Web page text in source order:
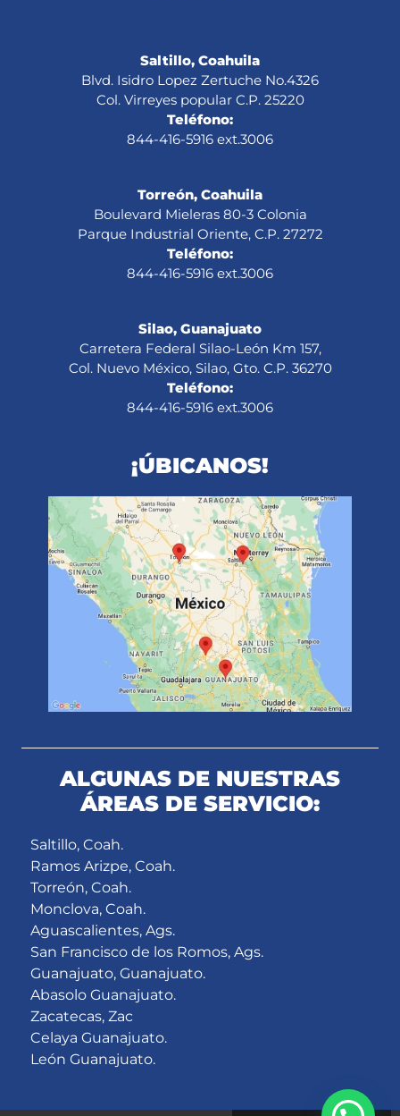
Saltillo, Coahuila
Blvd. Isidro Lopez Zertuche No.4326
Col. Virreyes popular C.P. 25220
Teléfono:
844-416-5916 ext.3006
Torreón, Coahuila
Boulevard Mieleras 80-3 Colonia
Parque Industrial Oriente, C.P. 27272
Teléfono:
844-416-5916 ext.3006
Silao, Guanajuato
Carretera Federal Silao-León Km 157,
Col. Nuevo México, Silao, Gto. C.P. 36270
Teléfono:
844-416-5916 ext.3006
¡ÚBICANOS!
ALGUNAS DE NUESTRAS
ÁREAS DE SERVICIO:
Saltillo, Coah.
Ramos Arizpe, Coah.
Torreón, Coah.
Monclova, Coah.
Aguascalientes, Ags.
San Francisco de los Romos, Ags.
Guanajuato, Guanajuato.
Abasolo Guanajuato.
Zacatecas, Zac
Celaya Guanajuato.
León Guanajuato.